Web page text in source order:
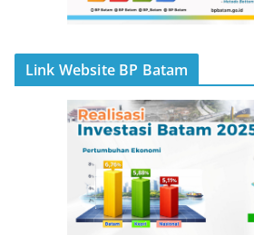
Link Website BP Batam